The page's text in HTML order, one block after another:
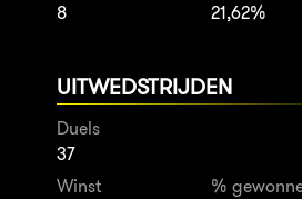
8
21,62%
UITWEDSTRIJDEN
Duels
37
Winst
%